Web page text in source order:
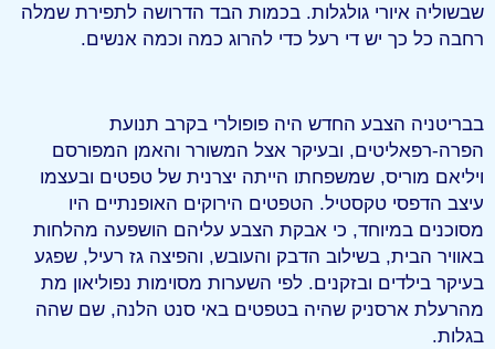
שבשוליה איורי גולגלות. בכמות הבד הדרושה לתפירת שמלה
רחבה כל כך יש די רעל כדי להרוג כמה וכמה אנשים.
בבריטניה הצבע החדש היה פופולרי בקרב תנועת
הפרה-רפאליטים, ובעיקר אצל המשורר והאמן המפורסם
ויליאם מוריס, שמשפחתו הייתה יצרנית של טפטים ובעצמו
עיצב הדפסי טקסטיל. הטפטים הירוקים האופנתיים היו
מסוכנים במיוחד, כי אבקת הצבע עליהם הושפעה מהלחות
באוויר הבית, בשילוב הדבק והעובש, והפיצה גז רעיל, שפגע
בעיקר בילדים ובזקנים. לפי השערות מסוימות נפוליאון מת
מהרעלת ארסניק שהיה בטפטים באי סנט הלנה, שם שהה
בגלות.